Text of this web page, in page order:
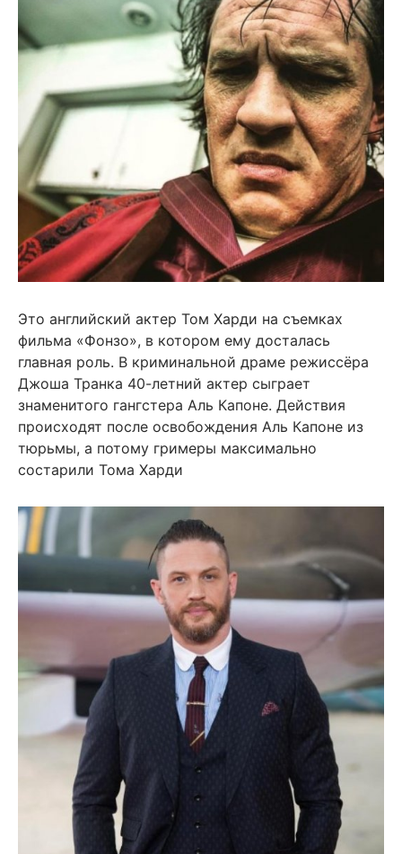
Это английский актер Том Харди на съемках
фильма «Фонзо», в котором ему досталась
главная роль. В криминальной драме режиссёра
Джоша Транка 40-летний актер сыграет
знаменитого гангстера Аль Капоне. Действия
происходят после освобождения Аль Капоне из
тюрьмы, а потому гримеры максимально
состарили Тома Харди